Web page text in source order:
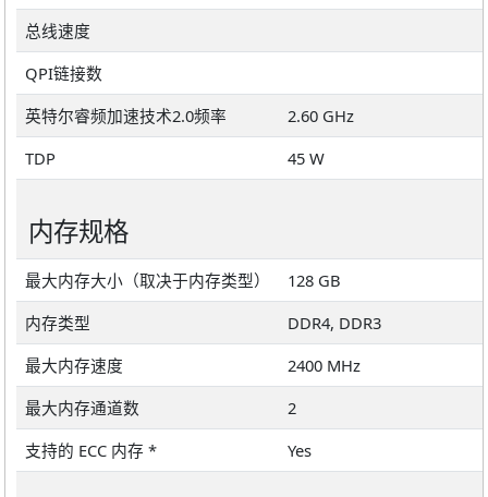
总线速度
QPI链接数
英特尔睿频加速技术2.0频率
2.60 GHz
TDP
45 W
内存规格
最大内存大小（取决于内存类型）
128 GB
内存类型
DDR4, DDR3
最大内存速度
2400 MHz
最大内存通道数
2
支持的 ECC 内存 *
Yes